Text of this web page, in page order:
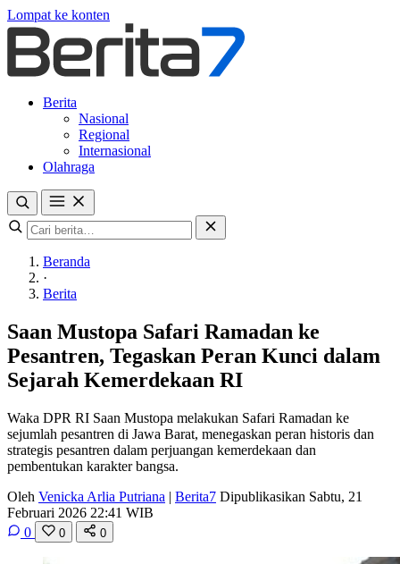
Lompat ke konten
Berita
Nasional
Regional
Internasional
Olahraga
Beranda
·
Berita
Saan Mustopa Safari Ramadan ke
Pesantren, Tegaskan Peran Kunci dalam
Sejarah Kemerdekaan RI
Waka DPR RI Saan Mustopa melakukan Safari Ramadan ke
sejumlah pesantren di Jawa Barat, menegaskan peran historis dan
strategis pesantren dalam perjuangan kemerdekaan dan
pembentukan karakter bangsa.
Oleh Venicka Arlia Putriana | Berita7 Dipublikasikan Sabtu, 21
Februari 2026 22:41 WIB
0
0 0